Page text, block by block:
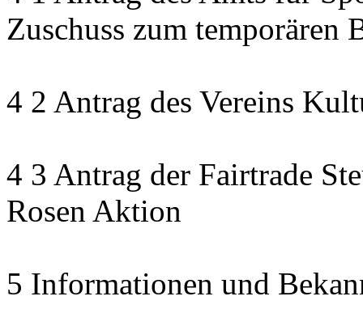
Zuschuss zum temporären
4 2 Antrag des Vereins
4 3 Antrag der Fairtrade
Rosen Aktion
5 Informationen und